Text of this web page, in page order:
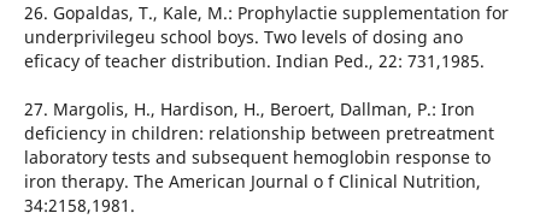
26. Gopaldas, T., Kale, M.: Prophylactie supplementation for
underprivilegeu school boys. Two levels of dosing ano
eficacy of teacher distribution. Indian Ped., 22: 731,1985.
27. Margolis, H., Hardison, H., Beroert, Dallman, P.: Iron
deficiency in children: relationship between pretreatment
laboratory tests and subsequent hemoglobin response to
iron therapy. The American Journal o f Clinical Nutrition,
34:2158,1981.